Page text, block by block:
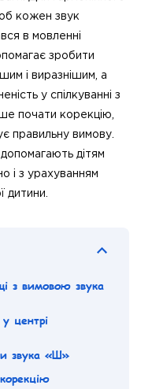
кожен звук
в мовленні
зробити
і виразнішим, а
у спілкуванні з
почати корекцію,
правильну вимову.
дітям
і з урахуванням
дитини.
з вимовою звука
центрі
звука «Ш»